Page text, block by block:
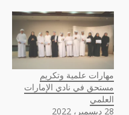
مهارات علمية وتكريم
مستحق في نادي الإمارات
العلمي
28 ديسمبر، 2022